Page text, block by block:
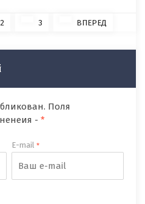
2 3 ВПЕРЕД
Поля
- *
E-mail*